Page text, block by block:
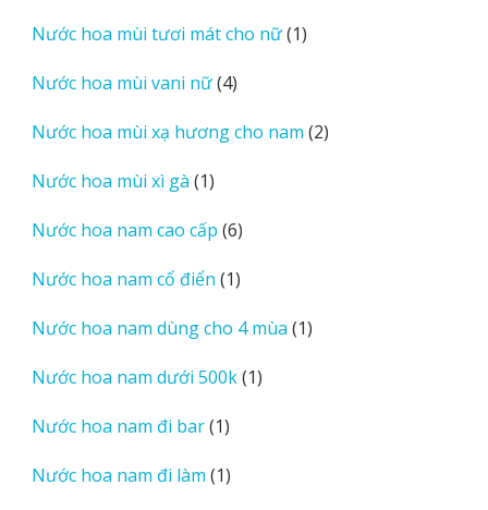
phẩm
Nước hoa mùi tươi mát cho nữ 11
Nước hoa mùi vani nữ 44
phẩm
Nước hoa mùi xạ hương cho nam 22
Nước hoa mùi xì gà 11
phẩm
Nước hoa nam cao cấp 66
phẩm
Nước hoa nam cổ điển 11
phẩm
Nước hoa nam dùng cho 4 mùa 11
Nước hoa nam dưới 500k 11
Nước hoa nam đi bar 11
phẩm
Nước hoa nam đi làm 11